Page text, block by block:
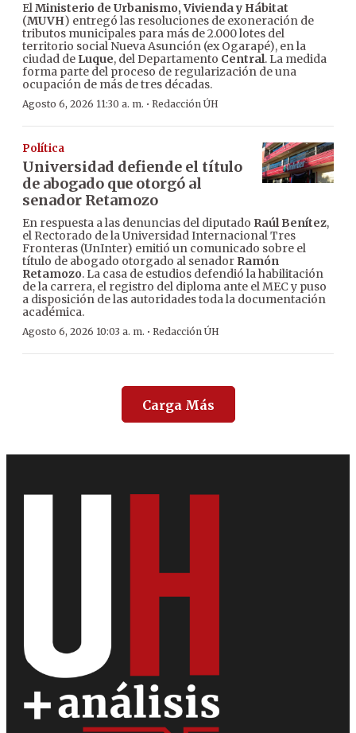
ElMinisterio de Urbanismo, Vivienda y Hábitat
(MUVH) entregó las resoluciones de exoneración de
tributos municipales para más de 2.000 lotes del
territorio social Nueva Asunción (ex Ogarapé), en la
ciudad de Luque, del Departamento Central. La medida
forma parte del proceso de regularización de una
ocupación de más de tres décadas.
Agosto 6, 2026 11:30 a. m. · Redacción ÚH
Política
Universidad defiende el título
de abogado que otorgó al
senador Retamozo
En respuesta a las denuncias del diputado Raúl Benítez,
el Rectorado de la Universidad Internacional Tres
Fronteras (UnInter) emitió un comunicado sobre el
título de abogado otorgado al senador Ramón
Retamozo. La casa de estudios defendió la habilitación
de la carrera, el registro del diploma ante el MEC y puso
a disposición de las autoridades toda la documentación
académica.
Agosto 6, 2026 10:03 a. m. · Redacción ÚH
Carga Más